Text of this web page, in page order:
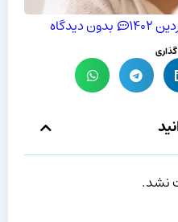
بدون دیدگاه
نشد.